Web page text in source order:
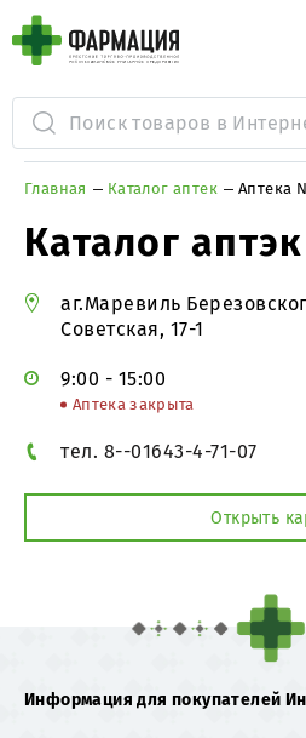
Главная Каталог аптек Аптека
Каталог аптэк
аг.Маревиль
Советская, 17-1
9:00 - 15:00
Аптека закрыта
тел. 8--01643-4-71-07
Открыть
Информация для покупателей